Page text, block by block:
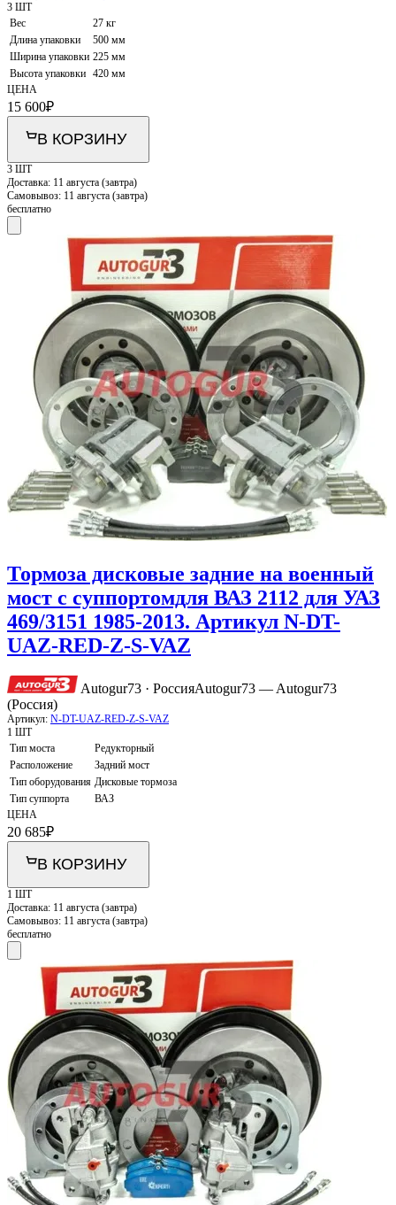
3 ШТ
Вес
27 кг
Длина упаковки
500 мм
Ширина упаковки 225 мм
Высота упаковки 420 мм
ЦЕНА
15 600₽
В КОРЗИНУ
3 ШТ
Доставка: 11 августа (завтра)
Самовывоз: 11 августа (завтра)
бесплатно
Тормоза дисковые задние на военный
мост с суппортомдля ВАЗ 2112 для УАЗ
469/3151 1985-2013. Артикул N-DT-
UAZ-RED-Z-S-VAZ
Autogur73 · РоссияAutogur73 — Autogur73
(Россия)
Артикул: N-DT-UAZ-RED-Z-S-VAZ
1 ШТ
Тип моста
Редукторный
Расположение
Задний мост
Тип оборудования Дисковые тормоза
Тип суппорта
ВАЗ
ЦЕНА
20 685₽
В КОРЗИНУ
1 ШТ
Доставка: 11 августа (завтра)
Самовывоз: 11 августа (завтра)
бесплатно